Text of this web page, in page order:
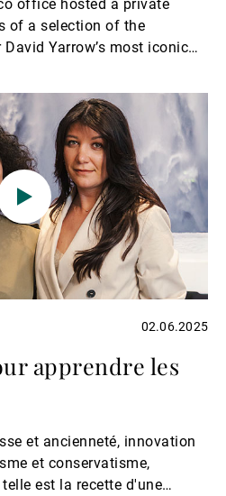
office hosted a private
of a selection of the
Yarrow’s most iconic
present.
02.06.2025
apprendre les
et ancienneté, innovation
et conservatisme,
est la recette d'une